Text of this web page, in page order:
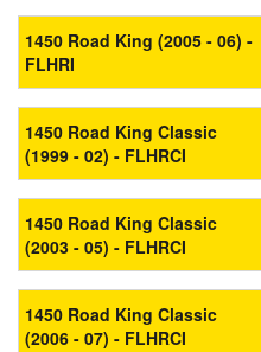
1450 Road King (2005 - 06) -
FLHRI
1450 Road King Classic
(1999 - 02) - FLHRCI
1450 Road King Classic
(2003 - 05) - FLHRCI
1450 Road King Classic
(2006 - 07) - FLHRCI